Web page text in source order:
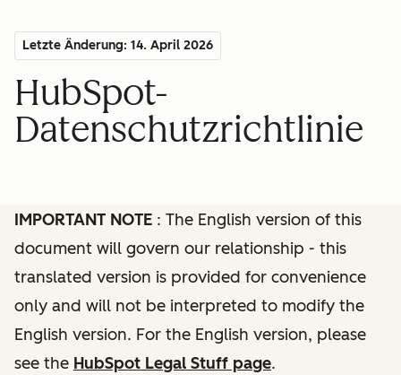
Letzte Änderung: 14. April 2026
HubSpot-
Datenschutzrichtlinie
IMPORTANT NOTE : The English version of this
document will govern our relationship - this
translated version is provided for convenience
only and will not be interpreted to modify the
English version. For the English version, please
see the HubSpot Legal Stuff page.